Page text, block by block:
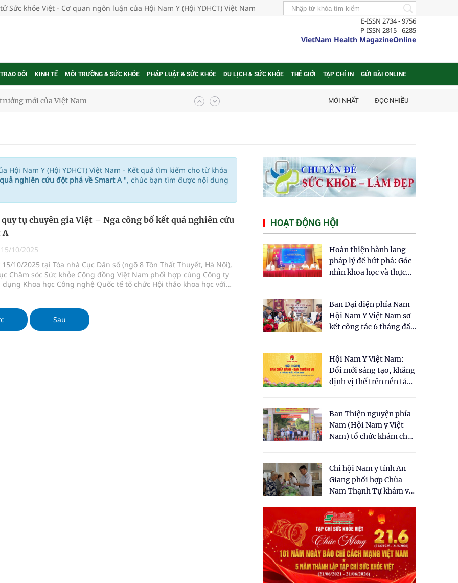
Sức khỏe Việt - Cơ quan ngôn luận của Hội Nam Y (Hội YDHCT) Việt Nam
E-ISSN 2734 - 9756
P-ISSN 2815 - 6285
VietNam Health MagazineOnline
ĐỔI KINH TẾ MÔI TRƯỜNG & SỨC KHỎE PHÁP LUẬT & SỨC KHỎE DU LỊCH & SỨC KHỎE THẾ GIỚI TẠP CHÍ IN GỬI BÀI ONLINE
mới của Việt Nam
lực cho môi trường và cộng đồng
bảo hiểm y tế nếu không đăng ký khám theo yêu
riêng 2026
vực cấp cứu, điều trị đột quỵ
tăng cường chống hàng giả và gian lận thương
MỚI NHẤT ĐỌC NHIỀU
Hội Nam Y (Hội YDHCT) Việt Nam - Kết quả tìm kiếm cho từ khóa
nghiên cứu đột phá về Smart A ", chúc bạn tìm được nội dung
tụ chuyên gia Việt – Nga công bố kết quả nghiên cứu
A
15/10/2025
10/2025 tại Tòa nhà Cục Dân số (ngõ 8 Tôn Thất Thuyết, Hà Nội),
Chăm sóc Sức khỏe Cộng đồng Việt Nam phối hợp cùng Công ty
dụng Khoa học Công nghệ Quốc tế tổ chức Hội thảo khoa học với
Sau
HOẠT ĐỘNG HỘI
Hoàn thiện hành lang
pháp lý để bứt phá: Góc
nhìn khoa học và thực
cho Luật Y dược cổ
truyền Việt Nam"
Ban Đại diện phía Nam
Hội Nam Y Việt Nam sơ
kết công tác 6 tháng đầu
Hội Nam Y Việt Nam:
Đổi mới sáng tạo, khẳng
định vị thế trên nền tảng
Ban Thiện nguyện phía
Nam (Hội Nam y Việt
Nam) tổ chức khám chữa
dân tại xã Tân Tập
Chi hội Nam y tỉnh An
Giang phối hợp Chùa
Nam Thạnh Tự khám và
nhân dân